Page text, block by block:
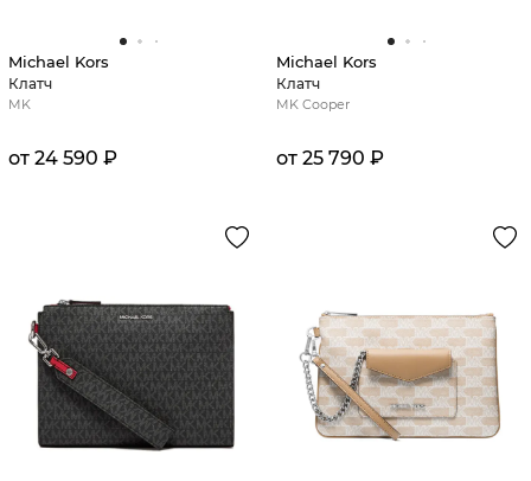
Michael Kors
Клатч
MK
от 24 590 ₽
Michael Kors
Клатч
MK Cooper
от 25 790 ₽